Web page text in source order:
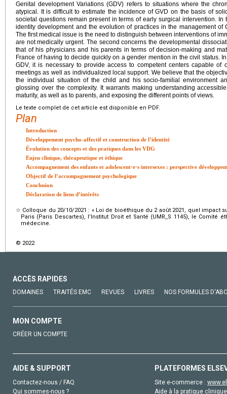
Genital development Variations (GDV) refers to situations where the
atypical. It is difficult to estimate the incidence of GVD on the basis of
societal questions remain present in terms of early surgical intervention.
identity development and the evolution of practices in the management of
The first medical issue is the need to distinguish between interventions of
are not medically urgent. The second concerns the developmental
that of his physicians and his parents in terms of decision-making and
France of having to decide quickly on a gender mention in the civil status.
GDV, it is necessary to provide access to competent centers capable of
meetings as well as individualized local support. We believe that the
the individual situation of the child and his socio-familial environment
glossing over the complexity. It warrants making understanding
maturity, as well as to parents, and exposing the different points of views.
Le texte complet de cet article est disponible en PDF.
Plan
Introduction
Développement psycho-affectif et construction de l’identité
Évolution des concepts et des pratiques dans les VDG
Enjeu clinique, thérapeutique et éthique
Accompagnement des enfants et adolescent·e·s intersexes : perspective
Objectif de l’accompagnement psychologique
Conclusion
Déclaration de liens d’intérêts
☆ Colloque du 20/10/2021 : « Loi de bioéthique du 2 août 2021, quel impact
Paris (Paris Descartes), l’Institut Droit et Santé (UMR_S 1145), le Comité
médecine.
© 2022
ACCÈS RAPIDES
DOMAINES TRAITÉS EMC REVUES LIVRES NOS FORMULES
MON COMPTE
CRÉER UN COMPTE
AIDE & SUPPORT
Contactez-nous / FAQ
Qui sommes-nous ?
PLATEFORMES
Site e-commerce :
Aide à la pratique